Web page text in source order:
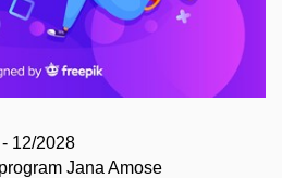
12/2028
Jana Amose